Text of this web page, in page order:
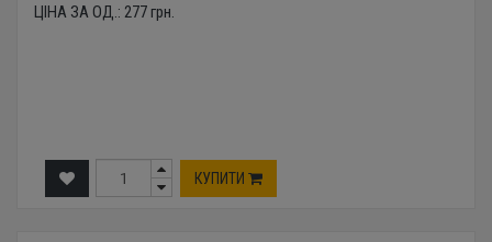
ЦІНА ЗА ОД.: 277грн.
КУПИТИ